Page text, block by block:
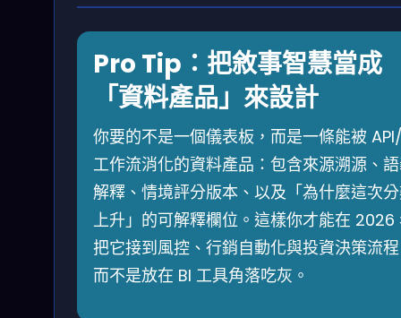
Pro Tip：把敘事智慧當成
「資料產品」來設計
你要的不是一個儀表板，而是一條能被
工作流消化的資料產品：包含來源溯源、
解釋、情境評分版本、以及「為什麼這次
上升」的可解釋欄位。這樣你才能在 2026
把它接到風控、行銷自動化與投資決策流
而不是放在 BI 工具角落吃灰。